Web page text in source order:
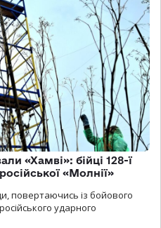
«Хамві»: бійці 128-ї
«Молнії»
повертаючись із бойового
ударного